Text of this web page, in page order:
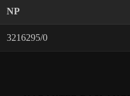
NP
3216295/0